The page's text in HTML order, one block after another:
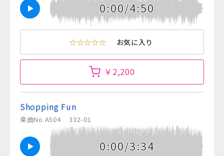
0:00/4:50
☆☆☆☆☆ お気に入り
￥2,200
Shopping Fun
楽曲No.A504 332-01
0:00/3:34